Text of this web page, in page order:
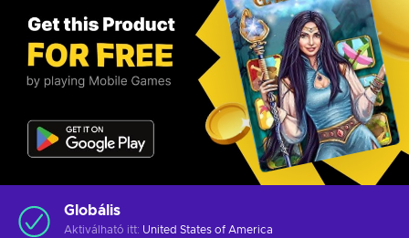
Globális
Aktiválható itt: United States of America